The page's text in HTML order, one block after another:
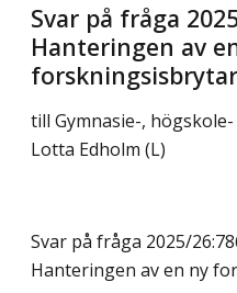
Svar på fråga
Hanteringen av
till Gymnasie-,
Lotta Edholm (L)
Svar på fråga 2025/
Hanteringen av en ny